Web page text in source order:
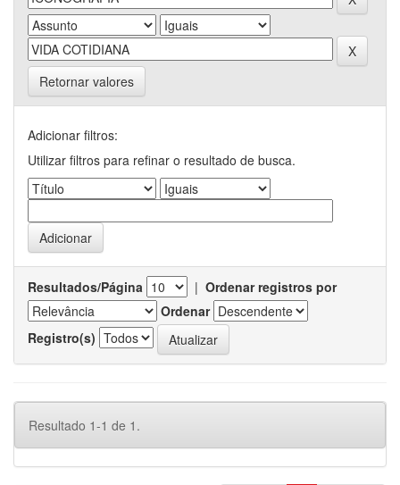
Retornar valores
Adicionar filtros:
Utilizar filtros para refinar o resultado de busca.
Resultados/Página | Ordenar registros por
Ordenar
Registro(s)
Resultado 1-1 de 1.